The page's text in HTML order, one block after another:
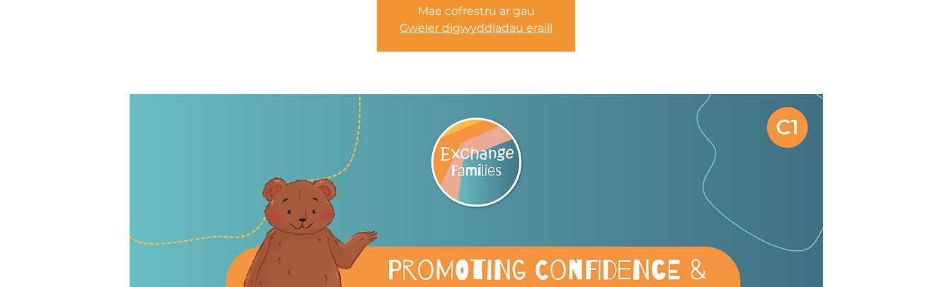
Mae cofrestru ar gau
Gweler digwyddiadau eraill